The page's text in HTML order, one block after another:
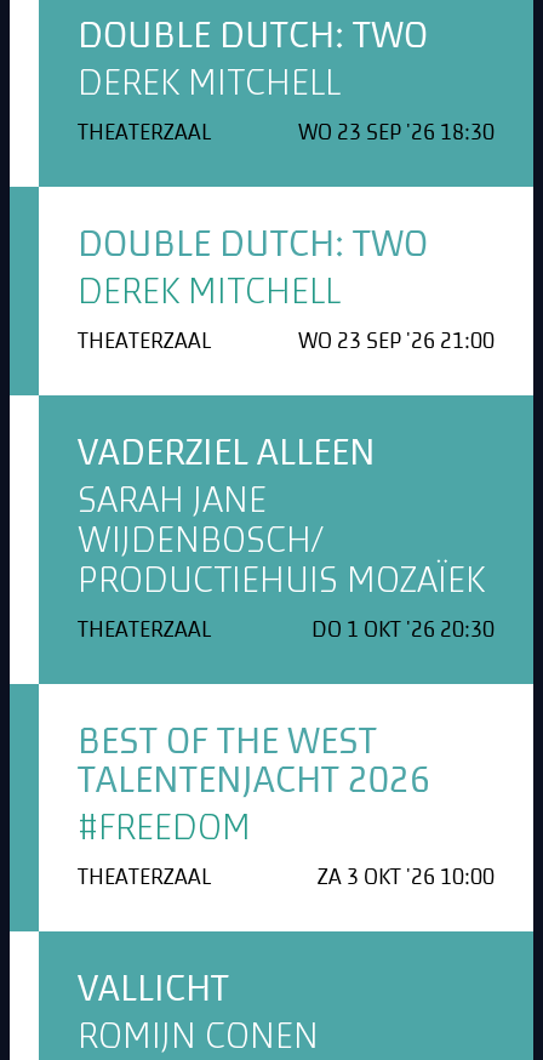
DOUBLE DUTCH: TWO
DEREK MITCHELL
THEATERZAAL WO 23 SEP '26 18:30
DOUBLE DUTCH: TWO
DEREK MITCHELL
THEATERZAAL WO 23 SEP '26 21:00
VADERZIEL ALLEEN
SARAH JANE
WIJDENBOSCH/
PRODUCTIEHUIS MOZAÏEK
THEATERZAAL DO 1 OKT '26 20:30
BEST OF THE WEST
TALENTENJACHT 2026
#FREEDOM
THEATERZAAL ZA 3 OKT '26 10:00
VALLICHT
ROMIJN CONEN